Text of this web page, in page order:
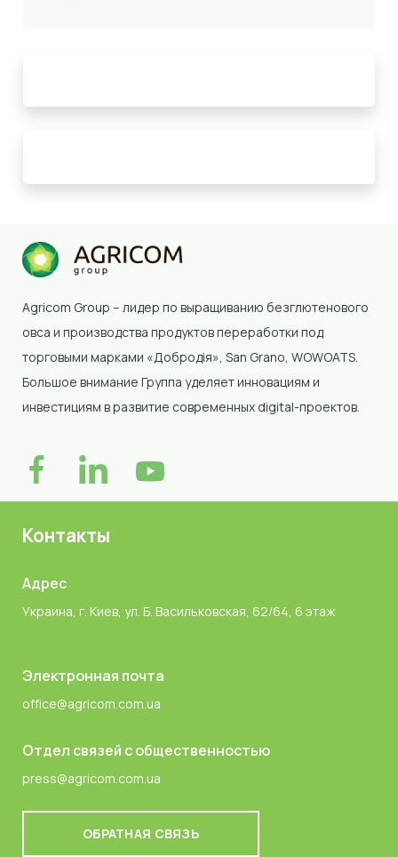
Agricom Group – лидер по выращиванию безглютенового
овса и производства продуктов переработки под
торговыми марками «Добродія», San Grano, WOWOATS.
Большое внимание Группа уделяет инновациям и
инвестициям в развитие современных digital-проектов.
Контакты
Адрес
Украина, г. Киев, ул. Б. Васильковская, 62/64, 6 этаж
Электронная почта
office@agricom.com.ua
Отдел связей с общественностью
press@agricom.com.ua
ОБРАТНАЯ СВЯЗЬ